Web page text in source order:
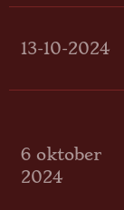
13-10-2024
6 oktober
2024